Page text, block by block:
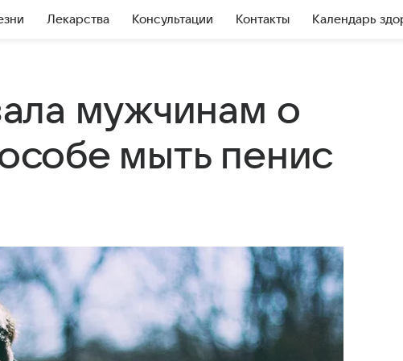
Лекарства Консультации Контакты Календарь
мужчинам о
мыть пенис